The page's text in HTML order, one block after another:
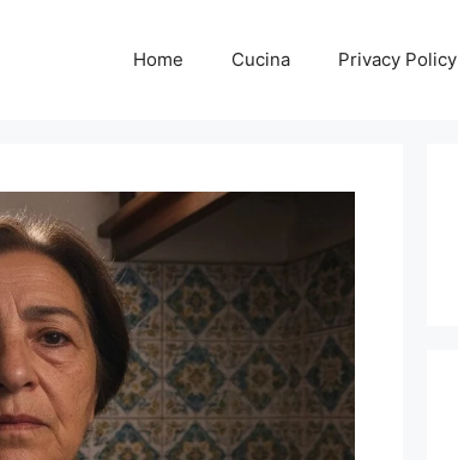
Home Cucina Privacy Policy